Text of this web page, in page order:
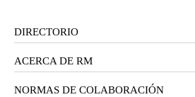
DIRECTORIO
ACERCA DE RM
NORMAS DE COLABORACIÓN